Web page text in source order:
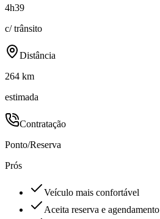
4h39
c/ trânsito
Distância
264 km
estimada
Contratação
Ponto/Reserva
Prós
Veículo mais confortável
Aceita reserva e agendamento